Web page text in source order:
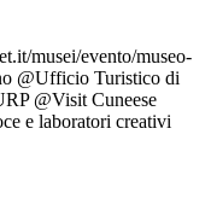
musei/evento/museo-
@Ufficio Turistico di
@Visit Cuneese
e laboratori creativi